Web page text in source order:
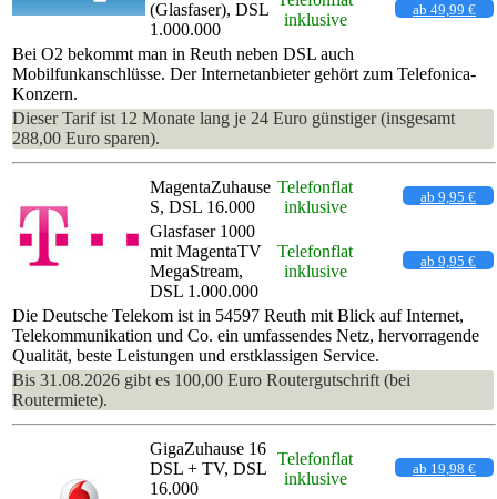
(Glasfaser), DSL
1.000.000
inklusive
ab 49,99 €
Bei O2 bekommt man in Reuth neben DSL auch
Mobilfunkanschlüsse. Der Internetanbieter gehört zum Telefonica-
Konzern.
Dieser Tarif ist 12 Monate lang je 24 Euro günstiger (insgesamt
288,00 Euro sparen).
MagentaZuhause
S, DSL 16.000
Telefonflat
inklusive
ab 9,95 €
Glasfaser 1000
mit MagentaTV
MegaStream,
DSL 1.000.000
Telefonflat
inklusive
ab 9,95 €
Die Deutsche Telekom ist in 54597 Reuth mit Blick auf Internet,
Telekommunikation und Co. ein umfassendes Netz, hervorragende
Qualität, beste Leistungen und erstklassigen Service.
Bis 31.08.2026 gibt es 100,00 Euro Routergutschrift (bei
Routermiete).
GigaZuhause 16
DSL + TV, DSL
16.000
Telefonflat
inklusive
ab 19,98 €